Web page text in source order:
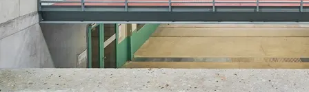
25. November 2019
Rössli hü: Wichtige
Auszeichnung
Rössli hü ist «Historisches
Restaurant 2020»